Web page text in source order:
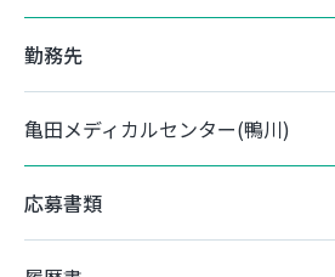
勤務先
亀田メディカルセンター(鴨川)
応募書類